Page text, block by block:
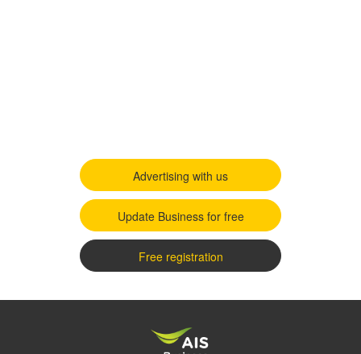
Advertising with us
Update Business for free
Free registration